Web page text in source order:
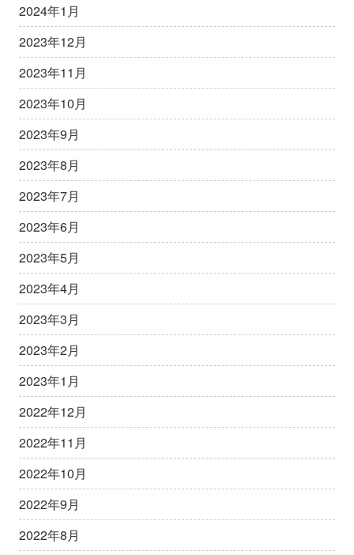
2024年1月
2023年12月
2023年11月
2023年10月
2023年9月
2023年8月
2023年7月
2023年6月
2023年5月
2023年4月
2023年3月
2023年2月
2023年1月
2022年12月
2022年11月
2022年10月
2022年9月
2022年8月